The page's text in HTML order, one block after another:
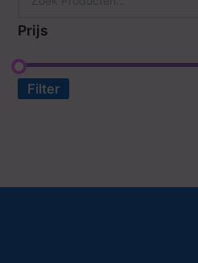
Prijs
Filter